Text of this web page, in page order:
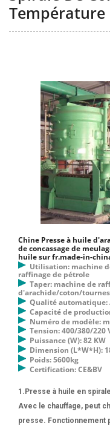
Température
Chine Presse à huile
de concassage de
huile sur fr.made-in-
Utilisation: machine
raffinage de pétrole
Taper: machine de
d'arachide/coton/
Qualité
Capacité de
Numéro de modèle:
Tension: 400/380/220
Puissance (W): 82 KW
Dimension (L*W*H):
Poids: 5600kg
Certification: CE&BV
1.Presse à huile en
Avec le chauffage, peut
presse. Fonctionnement